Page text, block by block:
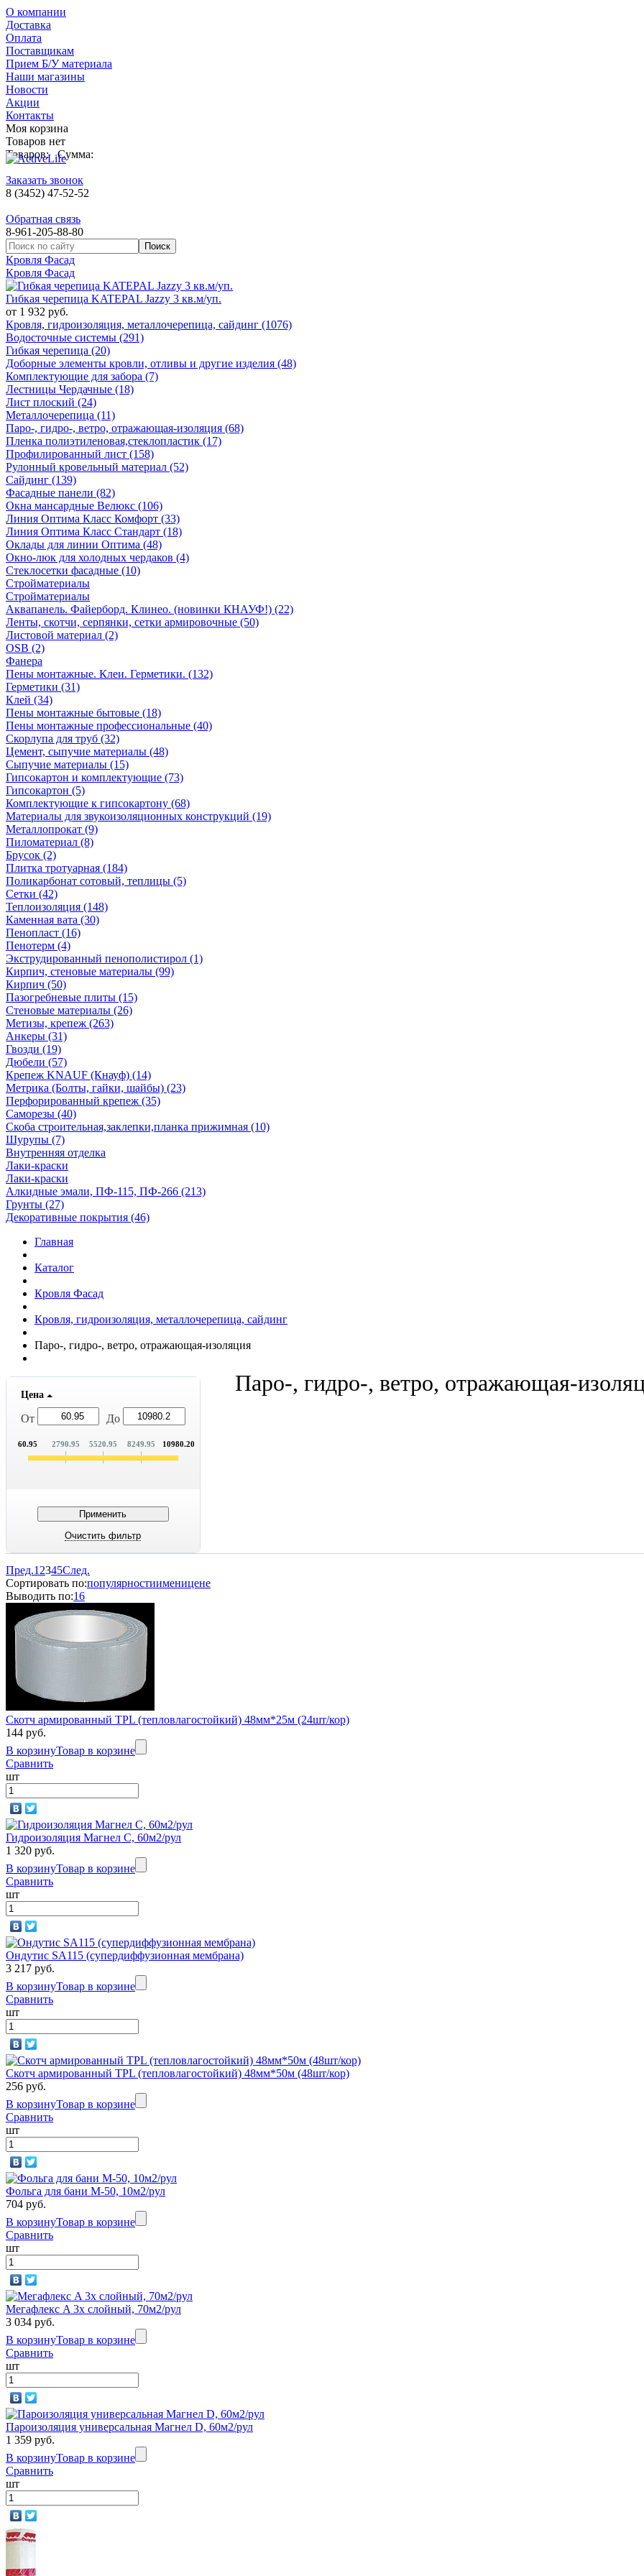
О компании
Доставка
Оплата
Поставщикам
Прием Б/У материала
Наши магазины
Новости
Акции
Контакты
Моя корзина
Товаров нет
Товаров: Сумма:
Заказать звонок
8 (3452) 47-52-52
Обратная связь
8-961-205-88-80
Кровля Фасад
Кровля Фасад
Гибкая черепица KATEPAL Jazzy 3 кв.м/уп.
от 1 932 руб.
Кровля, гидроизоляция, металлочерепица, сайдинг (1076)
Водосточные системы (291)
Гибкая черепица (20)
Доборные элементы кровли, отливы и другие изделия (48)
Комплектующие для забора (7)
Лестницы Чердачные (18)
Лист плоский (24)
Металлочерепица (11)
Паро-, гидро-, ветро, отражающая-изоляция (68)
Пленка полиэтиленовая,стеклопластик (17)
Профилированный лист (158)
Рулонный кровельный материал (52)
Сайдинг (139)
Фасадные панели (82)
Окна мансардные Велюкс (106)
Линия Оптима Класс Комфорт (33)
Линия Оптима Класс Стандарт (18)
Оклады для линии Оптима (48)
Окно-люк для холодных чердаков (4)
Стеклосетки фасадные (10)
Стройматериалы
Стройматериалы
Аквапанель. Файерборд. Клинео. (новинки КНАУФ!) (22)
Ленты, скотчи, серпянки, сетки армировочные (50)
Листовой материал (2)
OSB (2)
Фанера
Пены монтажные. Клеи. Герметики. (132)
Герметики (31)
Клей (34)
Пены монтажные бытовые (18)
Пены монтажные профессиональные (40)
Скорлупа для труб (32)
Цемент, сыпучие материалы (48)
Сыпучие материалы (15)
Гипсокартон и комплектующие (73)
Гипсокартон (5)
Комплектующие к гипсокартону (68)
Материалы для звукоизоляционных конструкций (19)
Металлопрокат (9)
Пиломатериал (8)
Брусок (2)
Плитка тротуарная (184)
Поликарбонат сотовый, теплицы (5)
Сетки (42)
Теплоизоляция (148)
Каменная вата (30)
Пенопласт (16)
Пенотерм (4)
Экструдированный пенополистирол (1)
Кирпич, стеновые материалы (99)
Кирпич (50)
Пазогребневые плиты (15)
Стеновые материалы (26)
Метизы, крепеж (263)
Анкеры (31)
Гвозди (19)
Дюбели (57)
Крепеж KNAUF (Кнауф) (14)
Метрика (Болты, гайки, шайбы) (23)
Перфорированный крепеж (35)
Саморезы (40)
Скоба строительная,заклепки,планка прижимная (10)
Шурупы (7)
Внутренняя отделка
Лаки-краски
Лаки-краски
Алкидные эмали, ПФ-115, ПФ-266 (213)
Грунты (27)
Декоративные покрытия (46)
Главная
Каталог
Кровля Фасад
Кровля, гидроизоляция, металлочерепица, сайдинг
Паро-, гидро-, ветро, отражающая-изоляция
Цена
От До
60.95 2790.95 5520.95 8249.95 10980.20
Паро-, гидро-, ветро, отражающая-
Пред.1 2345След.
Сортировать по:популярностиименицене
Выводить по:16
Скотч армированный TPL (тепловлагостойкий) 48мм*25м (24шт/кор)
144 руб.
В корзинуТовар в корзине
Сравнить
шт
Гидроизоляция Магнел C, 60м2/рул
1 320 руб.
В корзинуТовар в корзине
Сравнить
шт
Ондутис SА115 (супердиффузионная мембрана)
3 217 руб.
В корзинуТовар в корзине
Сравнить
шт
Скотч армированный TPL (тепловлагостойкий) 48мм*50м (48шт/кор)
256 руб.
В корзинуТовар в корзине
Сравнить
шт
Фольга для бани М-50, 10м2/рул
704 руб.
В корзинуТовар в корзине
Сравнить
шт
Мегафлекс A 3х слойный, 70м2/рул
3 034 руб.
В корзинуТовар в корзине
Сравнить
шт
Пароизоляция универсальная Магнел D, 60м2/рул
1 359 руб.
В корзинуТовар в корзине
Сравнить
шт